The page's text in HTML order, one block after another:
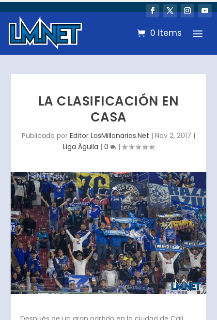
0 Items
LA CLASIFICACIÓN EN
CASA
Publicado por Editor LosMillonarios.Net | Nov 2, 2017 |
Liga Águila | 0 |